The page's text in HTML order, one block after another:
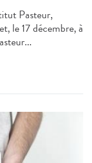
Pasteur,
le 17 décembre, à